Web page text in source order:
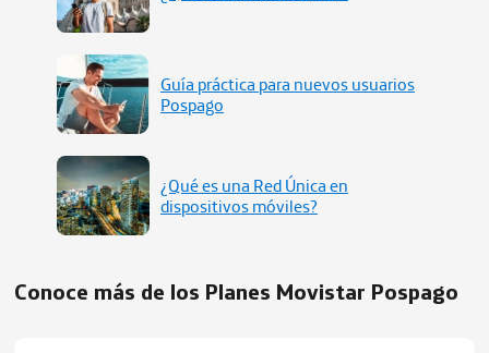
Guía práctica para nuevos usuarios
Pospago
¿Qué es una Red Única en
dispositivos móviles?
Conoce más de los Planes Movistar Pospago